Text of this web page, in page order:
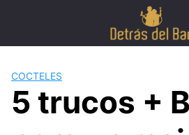
COCTELES
5 trucos +